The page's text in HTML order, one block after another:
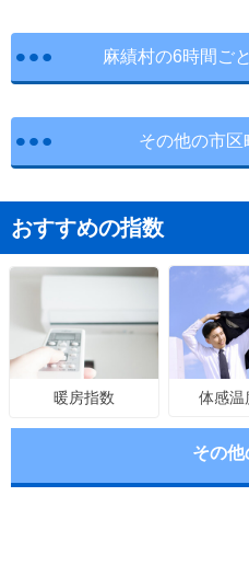
麻績村の6時間ご
その他の市区
おすすめの指数
暖房指数 体感温
その